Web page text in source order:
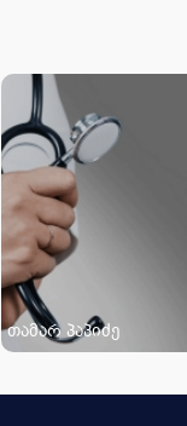
თამარ პაპიძე